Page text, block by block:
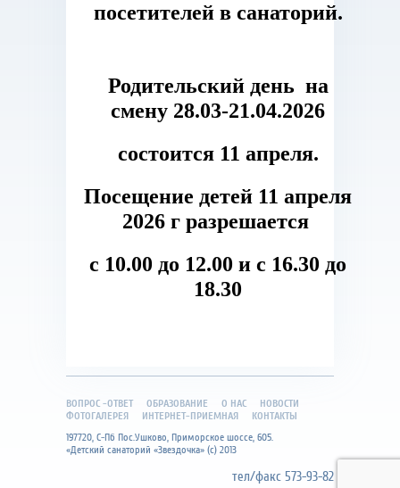
посетителей в санаторий.
Родительский день на
смену 28.03-21.04.2026
состоится 11 апреля.
Посещение детей 11 апреля
2026 г разрешается
с 10.00 до 12.00 и с 16.30 до
18.30
ВОПРОС -ОТВЕТ ОБРАЗОВАНИЕ О НАС
НОВОСТИ
ФОТОГАЛЕРЕЯ
ИНТЕРНЕТ-ПРИЕМНАЯ
КОНТАКТЫ
197720, С-Пб Пос.Ушково, Приморское шоссе, 605.
«Детский санаторий «Звездочка» (с) 2013
тел/факс 573-93-82